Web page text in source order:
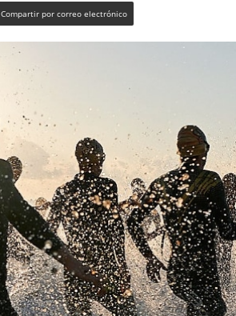
Compartir por correo electrónico